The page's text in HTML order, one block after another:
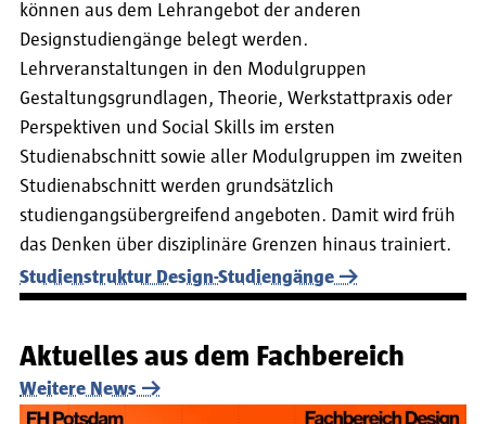
können aus dem Lehrangebot der anderen
Designstudiengänge belegt werden.
Lehrveranstaltungen in den Modulgruppen
Gestaltungsgrundlagen, Theorie, Werkstattpraxis oder
Perspektiven und Social Skills im ersten
Studienabschnitt sowie aller Modulgruppen im zweiten
Studienabschnitt werden grundsätzlich
studiengangsübergreifend angeboten. Damit wird früh
das Denken über disziplinäre Grenzen hinaus trainiert.
Studienstruktur Design-Studiengänge
Aktuelles aus dem Fachbereich
Weitere News